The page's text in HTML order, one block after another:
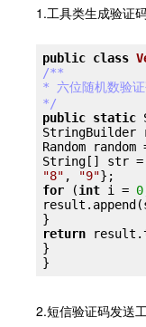
1.工具类生成验证
public class
/**
* 六位随机数验
*/
public static
StringBuilder
Random random
String[] str
"8" , "9"
for (int i = 0
return
}
}
2.短信验证码发送